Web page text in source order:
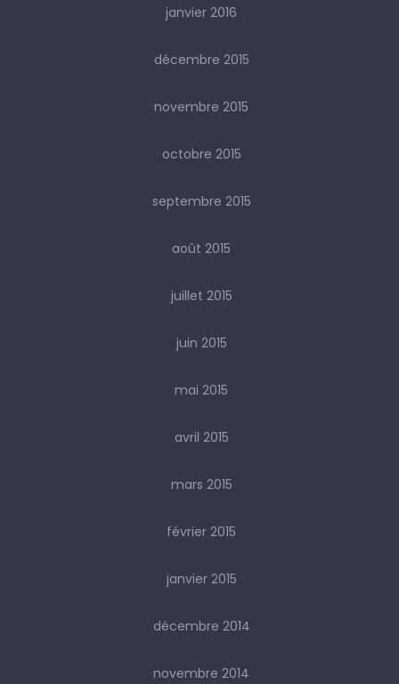
janvier 2016
décembre 2015
novembre 2015
octobre 2015
septembre 2015
août 2015
juillet 2015
juin 2015
mai 2015
avril 2015
mars 2015
février 2015
janvier 2015
décembre 2014
novembre 2014